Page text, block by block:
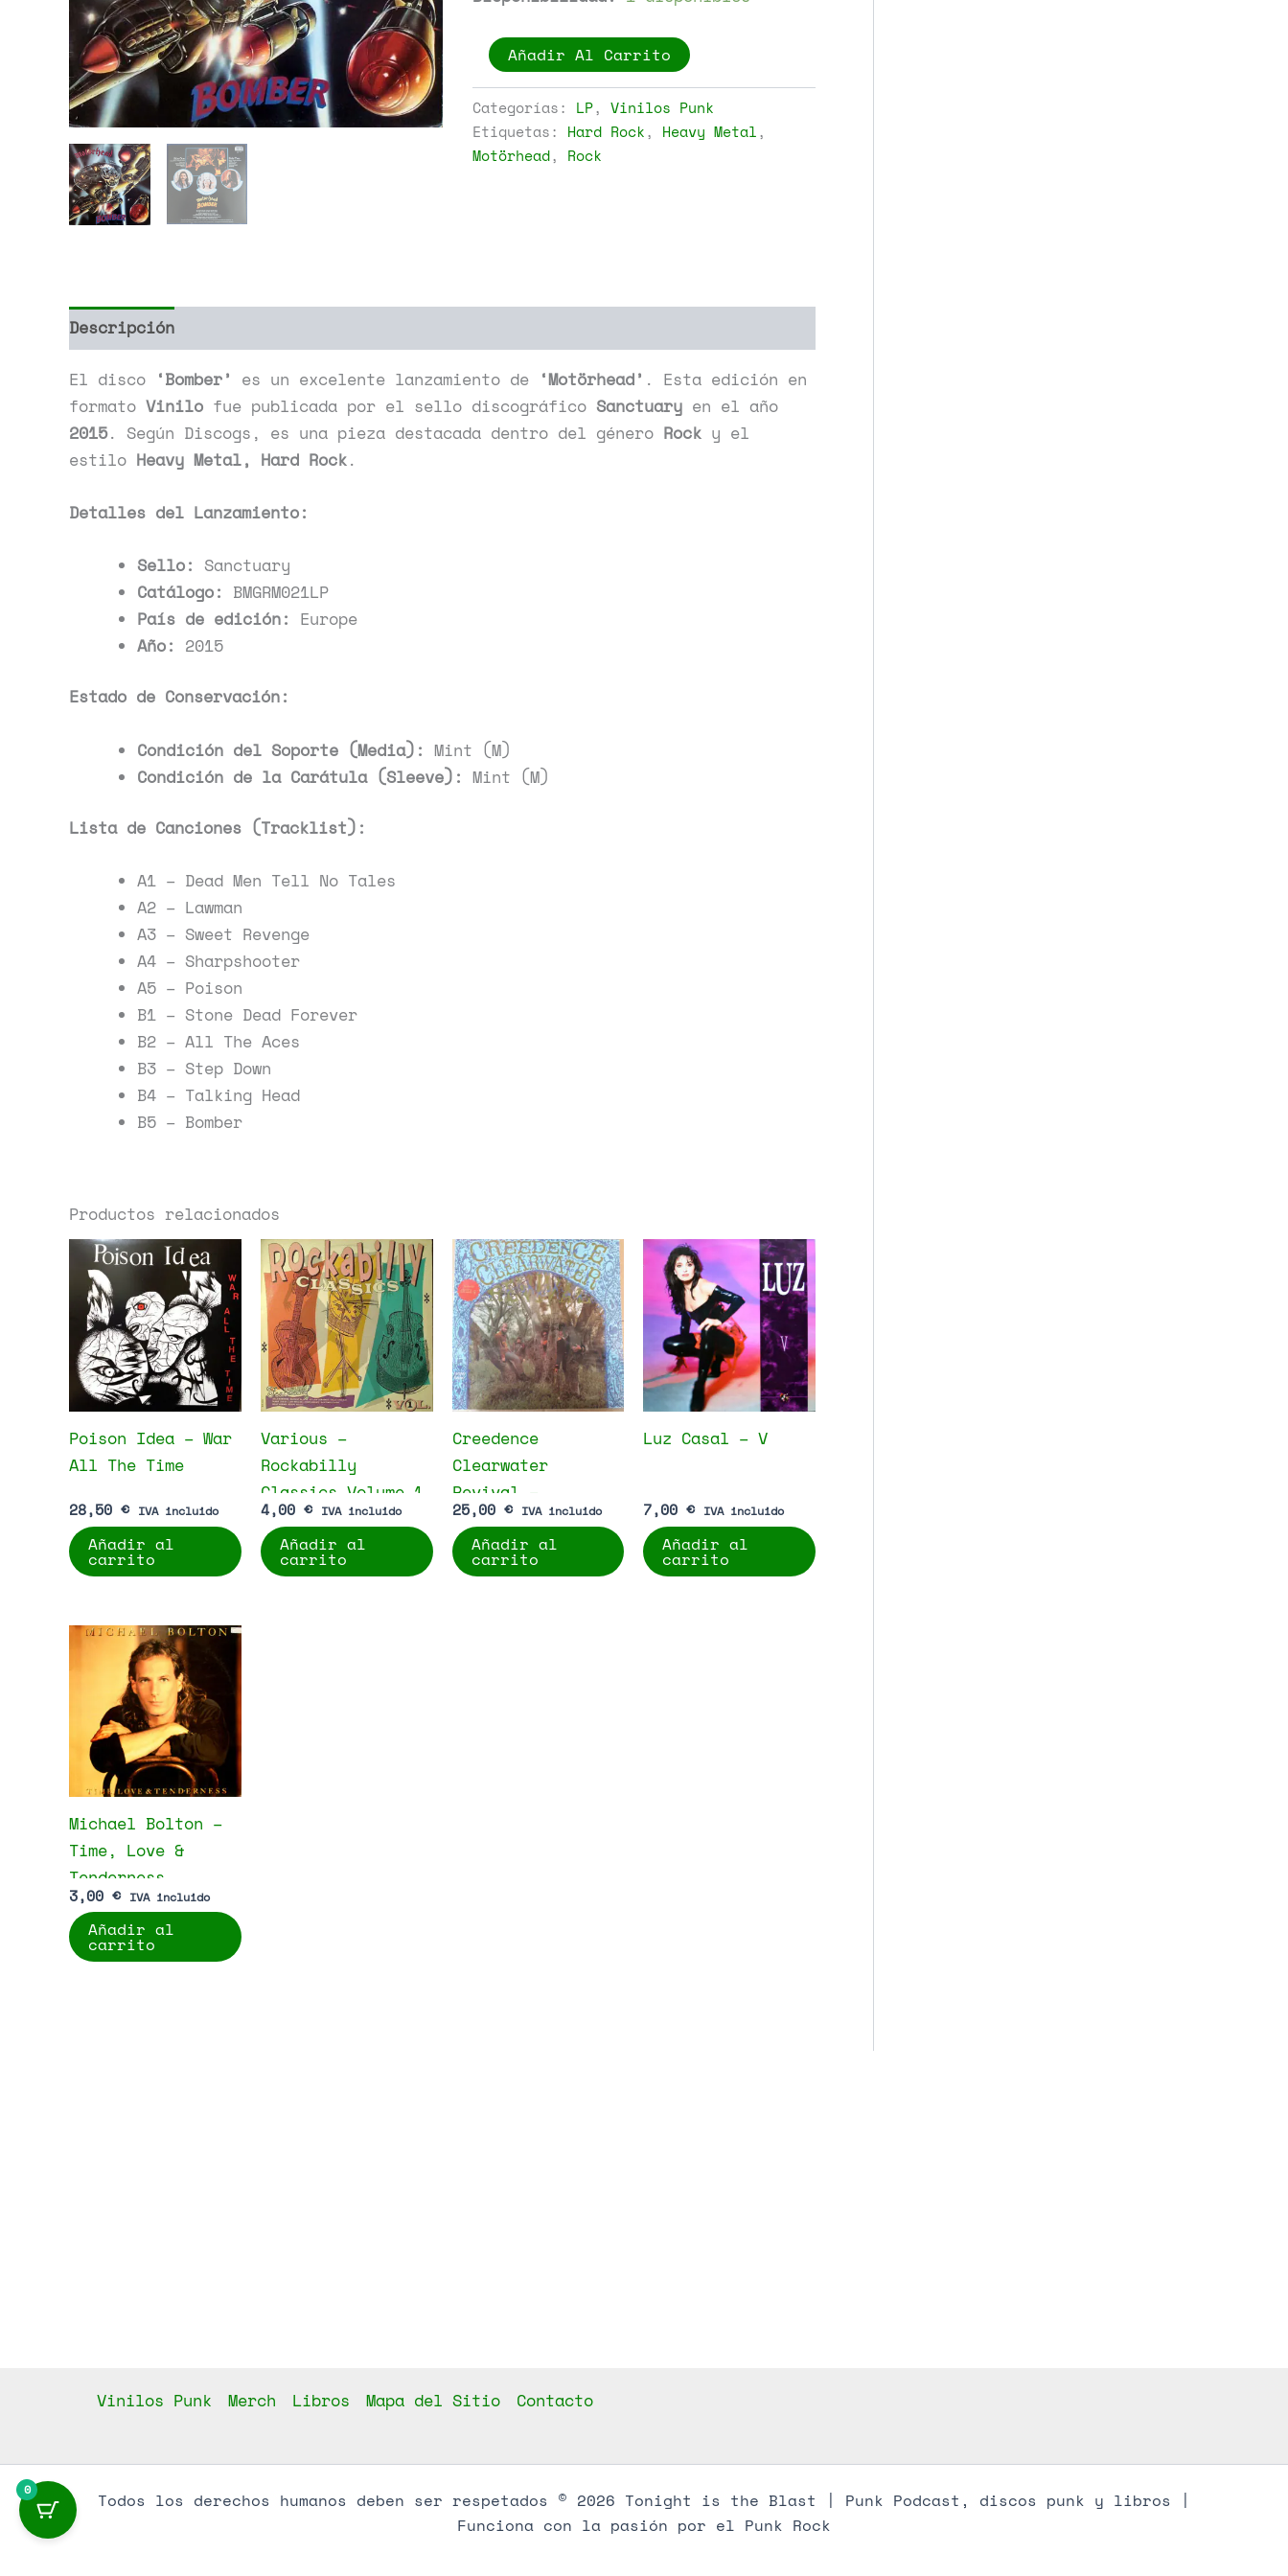
Motörhead
Bomber
cantidad
Añadir Al Carrito
Categorías: LP, Vinilos Punk
Etiquetas: Hard Rock, Heavy Metal,
Motörhead, Rock
Descripción
El disco ‘Bomber’ es un excelente lanzamiento de ‘Motörhead’ . Esta edición en
formato Vinilo fue publicada por el sello discográfico Sanctuary en el año
2015. Según Discogs, es una pieza destacada dentro del género Rock y el
estilo Heavy Metal, Hard Rock.
Detalles del Lanzamiento:
Sello: Sanctuary
Catálogo: BMGRM021LP
País de edición: Europe
Año: 2015
Estado de Conservación:
Condición del Soporte (Media): Mint (M)
Condición de la Carátula (Sleeve): Mint (M)
Lista de Canciones (Tracklist):
A1 – Dead Men Tell No Tales
A2 – Lawman
A3 – Sweet Revenge
A4 – Sharpshooter
A5 – Poison
B1 – Stone Dead Forever
B2 – All The Aces
B3 – Step Down
B4 – Talking Head
B5 – Bomber
Productos relacionados
Poison Idea – War
All The Time
28,50 € IVA incluido
Añadir al
carrito
Various –
Rockabilly
Classics Volume 1
4,00 € IVA incluido
Añadir al
carrito
Creedence
Clearwater
Revival –
Creedence
Clearwater
Revival
25,00 € IVA incluido
Añadir al
carrito
Luz Casal – V
7,00€ IVA incluido
Añadir al
carrito
Michael Bolton –
Time, Love &
Tenderness
3,00 € IVA incluido
Añadir al
carrito
Vinilos Punk Merch Libros Mapa del Sitio Contacto
Todos los derechos humanos deben ser respetados © 2026 Tonight is the Blast | Punk Podcast, discos punk y libros |
Funciona con la pasión por el Punk Rock